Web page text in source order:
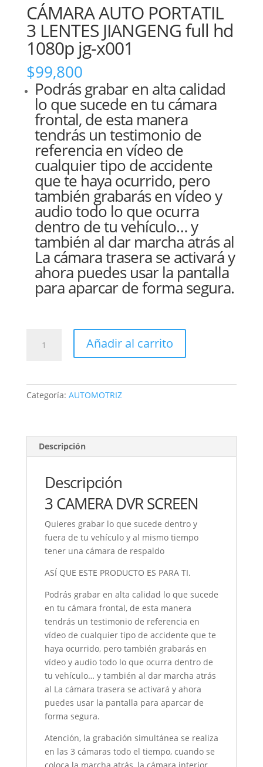
CÁMARA AUTO PORTATIL
3 LENTES JIANGENG full hd
1080p jg-x001
$99,800
Podrás grabar en alta calidad
lo que sucede en tu cámara
frontal, de esta manera
tendrás un testimonio de
referencia en vídeo de
cualquier tipo de accidente
que te haya ocurrido, pero
también grabarás en vídeo y
audio todo lo que ocurra
dentro de tu vehículo… y
también al dar marcha atrás al
La cámara trasera se activará y
ahora puedes usar la pantalla
para aparcar de forma segura.
AUTO
JIANGENG
1080p
jg-
cantidad
Añadir al carrito
Categoría: AUTOMOTRIZ
Descripción
Descripción
3 CAMERA DVR SCREEN
Quieres grabar lo que sucede dentro y
fuera de tu vehículo y al mismo tiempo
tener una cámara de respaldo
ASÍ QUE ESTE PRODUCTO ES PARA TI.
Podrás grabar en alta calidad lo que sucede
en tu cámara frontal, de esta manera
tendrás un testimonio de referencia en
vídeo de cualquier tipo de accidente que te
haya ocurrido, pero también grabarás en
vídeo y audio todo lo que ocurra dentro de
tu vehículo… y también al dar marcha atrás
al La cámara trasera se activará y ahora
puedes usar la pantalla para aparcar de
forma segura.
Atención, la grabación simultánea se realiza
en las 3 cámaras todo el tiempo, cuando se